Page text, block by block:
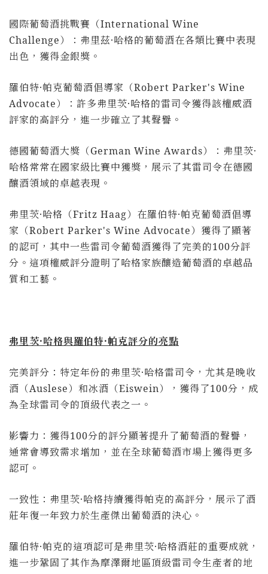
國際葡萄酒挑戰賽（International Wine
Challenge）：弗里茲·哈格的葡萄酒在各類比賽中表現
出色，獲得金銀獎。
羅伯特·帕克葡萄酒倡導家（Robert Parker's Wine
Advocate）：許多弗里茨·哈格的雷司令獲得該權威酒
評家的高評分，進一步確立了其聲譽。
德國葡萄酒大獎（German Wine Awards）：弗里茨·
哈格常常在國家級比賽中獲獎，展示了其雷司令在德國
釀酒領域的卓越表現。
弗里茨·哈格（Fritz Haag）在羅伯特·帕克葡萄酒倡導
家（Robert Parker's Wine Advocate）獲得了顯著
的認可，其中一些雷司令葡萄酒獲得了完美的100分評
分。這項權威評分證明了哈格家族釀造葡萄酒的卓越品
質和工藝。
弗里茨·哈格與羅伯特·帕克評分的亮點
完美評分：特定年份的弗里茨·哈格雷司令，尤其是晚收
酒（Auslese）和冰酒（Eiswein），獲得了100分，成
為全球雷司令的頂級代表之一。
影響力：獲得100分的評分顯著提升了葡萄酒的聲譽，
通常會導致需求增加，並在全球葡萄酒市場上獲得更多
認可。
一致性：弗里茨·哈格持續獲得帕克的高評分，展示了酒
莊年復一年致力於生產傑出葡萄酒的決心。
羅伯特·帕克的這項認可是弗里茨·哈格酒莊的重要成就，
進一步鞏固了其作為摩澤爾地區頂級雷司令生產者的地